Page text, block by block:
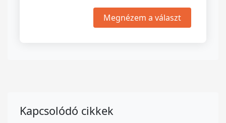
Megnézem a választ
Kapcsolódó cikkek